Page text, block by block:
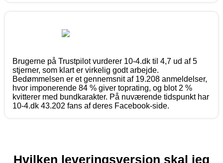
Brugerne på Trustpilot vurderer 10-4.dk til 4,7 ud af 5
stjerner, som klart er virkelig godt arbejde.
Bedømmelsen er et gennemsnit af 19.208 anmeldelser,
hvor imponerende 84 % giver toprating, og blot 2 %
kvitterer med bundkarakter. På nuværende tidspunkt har
10-4.dk 43.202 fans af deres Facebook-side.
Hvilken leveringsversion skal jeg